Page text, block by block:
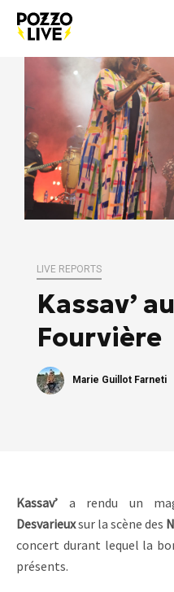
LIVE REPORTS
Kassav’
Fourvière
Marie Guillot Farneti
Kassav’ a rendu un
Desvarieuxsur la scène des
concert durant lequel la
présents.